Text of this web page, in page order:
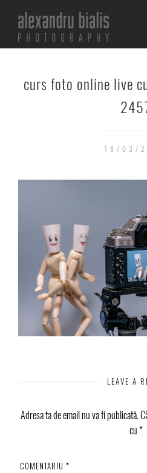
curs foto online live
18/03/
LEAVE A
Adresa ta de email nu va fi publicată.
cu*
COMENTARIU *